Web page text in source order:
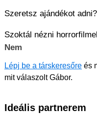
Szeretsz ajándékot adni?
Szoktál nézni
Nem
Lépj be a társkeresőre és
mit válaszolt Gábor.
Ideális partnerem